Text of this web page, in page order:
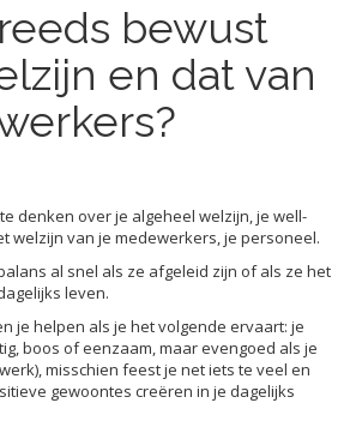
bewust
en dat van
denken over je algeheel welzijn, je well-
welzijn van je medewerkers, je personeel.
al snel als ze afgeleid zijn of als ze het
leven.
je helpen als je het volgende ervaart: je
boos of eenzaam, maar evengoed als je
misschien feest je net iets te veel en
gewoontes creëren in je dagelijks